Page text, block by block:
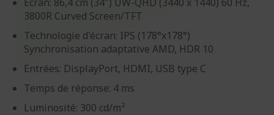
3800R Curved Screen/TFT
Technologie d'écran: IPS (178°x178°)
Synchronisation adaptative AMD, HDR 10
Entrées: DisplayPort, HDMI, USB type C
Temps de réponse: 4 ms
Luminosité: 300 cd/m²